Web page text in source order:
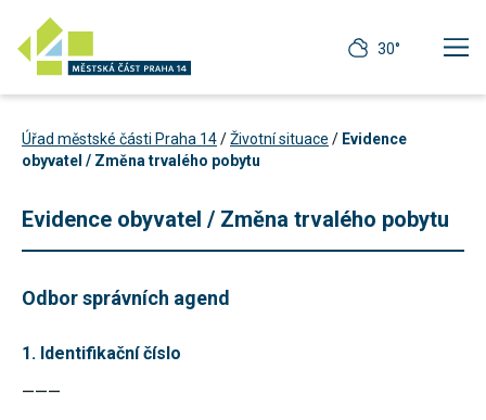
30°
Úřad městské části Praha 14/Životní situace / Evidence
obyvatel / Změna trvalého pobytu
Evidence obyvatel / Změna trvalého pobytu
Odbor správních agend
1. Identifikační číslo
———